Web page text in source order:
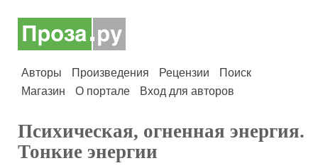
Авторы Произведения Рецензии
Поиск
Магазин
О портале Вход для авторов
Психическая, огненная энергия.
Тонкие энергии